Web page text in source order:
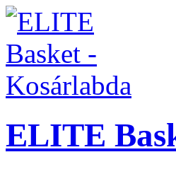
ELITE